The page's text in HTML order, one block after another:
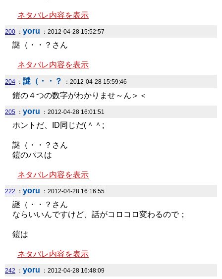
ネタバレ内容を表示
200 ： yoru ：2012-04-28 15:52:57
謎（・・？さん
ネタバレ内容を表示
204 ： 謎（・・？ ：2012-04-28 15:59:46
鎧の４つの数字がわかりませ～ん＞＜
205 ： yoru ：2012-04-28 16:01:51
ホントだ、ID同じだ(＾＾;
謎（・・？さん
鎧のパスは
ネタバレ内容を表示
222 ： yoru ：2012-04-28 16:16:55
謎（・・？さん
ならいいんですけど、話がコロコロ変わるので；
鎧は
ネタバレ内容を表示
242 ： yoru ：2012-04-28 16:48:09